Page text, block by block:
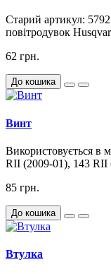
Старий артикул:
повітродувок
62 грн.
До кошика
Винт
Використовується в
RII (2009-01), 143 RII
85 грн.
До кошика
Втулка